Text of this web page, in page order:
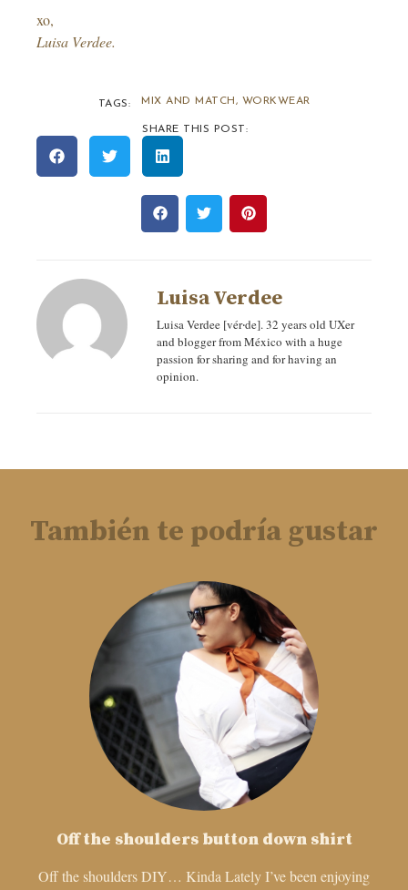
xo,
Luisa Verdee.
TAGS: MIX AND MATCH , WORKWEAR
SHARE THIS POST:
Luisa Verdee
Luisa Verdee [vér‧de]. 32 years old UXer
and blogger from México with a huge
passion for sharing and for having an
opinion.
También te podría gustar
Off the shoulders button down shirt
Off the shoulders DIY… Kinda Lately I’ve been enjoying